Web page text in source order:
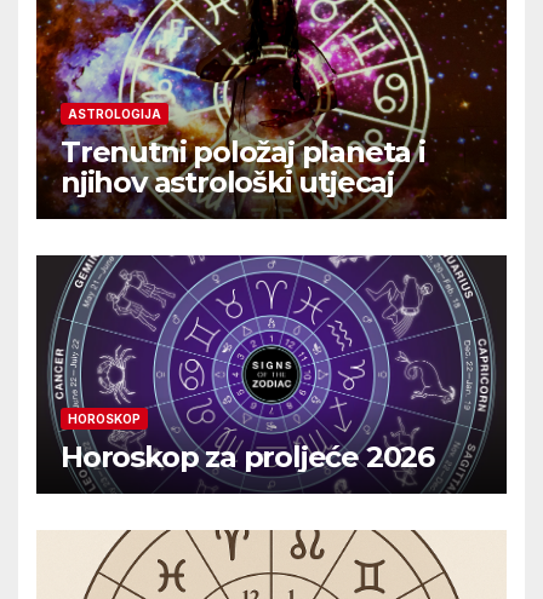
ASTROLOGIJA
Trenutni položaj planeta i
njihov astrološki utjecaj
HOROSKOP
Horoskop za proljeće 2026